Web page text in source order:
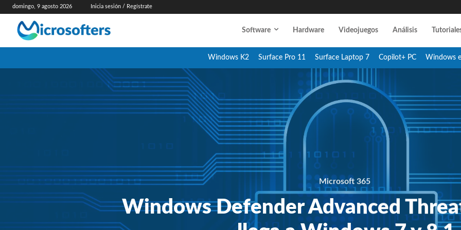
domingo, 9 agosto 2026 Inicia sesión / Regístrate
Software Hardware Videojuegos Análisis
Windows K2 Surface Pro 11 Surface Laptop 7 Copilot+ PC Windows
Microsoft 365
Windows Defender Advanced